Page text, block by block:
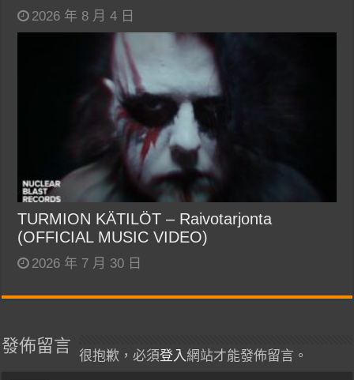
2026 年 8 月 4 日
TURMION KÄTILÖT – Raivotarjonta
(OFFICIAL MUSIC VIDEO)
2026 年 7 月 30 日
發佈留言
很抱歉，必須登入網站才能發佈留言。